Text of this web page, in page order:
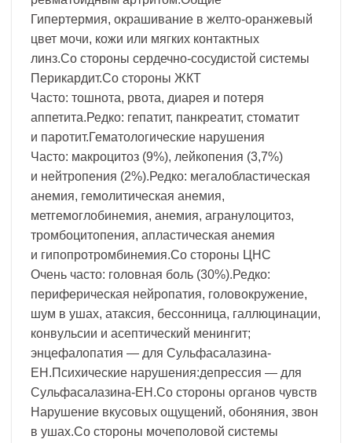
Гипертермия, окрашивание в желто-оранжевый
цвет мочи, кожи или мягких контактных
линз.Со стороны сердечно-сосудистой системы
Перикардит.Со стороны ЖКТ
Часто: тошнота, рвота, диарея и потеря
аппетита.Редко: гепатит, панкреатит, стоматит
и паротит.Гематологические нарушения
Часто: макроцитоз (9%), лейкопения (3,7%)
и нейтропения (2%).Редко: мегалобластическая
анемия, гемолитическая анемия,
метгемоглобинемия, анемия, агранулоцитоз,
тромбоцитопения, апластическая анемия
и гипопротромбинемия.Со стороны ЦНС
Очень часто: головная боль (30%).Редко:
периферическая нейропатия, головокружение,
шум в ушах, атаксия, бессонница, галлюцинации,
конвульсии и асептический менингит;
энцефалопатия — для Сульфасалазина-
ЕН.Психические нарушения:депрессия — для
Сульфасалазина-ЕН.Со стороны органов чувств
Нарушение вкусовых ощущений, обоняния, звон
в ушах.Со стороны мочеполовой системы